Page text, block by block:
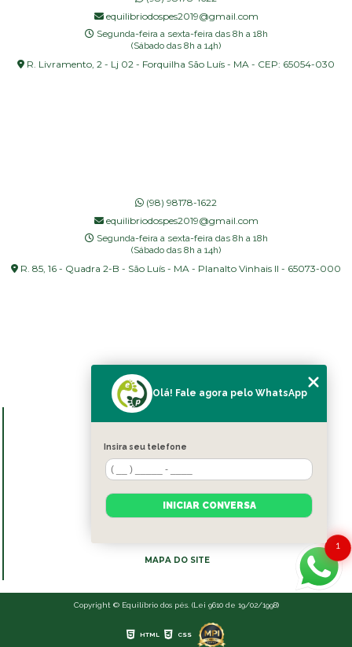
equilibriodospes2019@gmail.com
Segunda-feira a sexta-feira das 8h a 18h
(Sábado das 8h a 14h)
R. Livramento, 2 - Lj 02 - Forquilha São Luís - MA - CEP: 65054-030
(98) 98178-1622
equilibriodospes2019@gmail.com
Segunda-feira a sexta-feira das 8h a 18h
(Sábado das 8h a 14h)
R. 85, 16 - Quadra 2-B - São Luís - MA - Planalto Vinhais II - 65073-000
SOBRE NÓS
BLOG
CONTATO
MAPA DO SITE
Copyright © Equilíbrio dos pés. (Lei 9610 de 19/02/1998)
HTML CSS
1
Olá! Fale agora pelo WhatsApp
Insira seu telefone
INICIAR CONVERSA